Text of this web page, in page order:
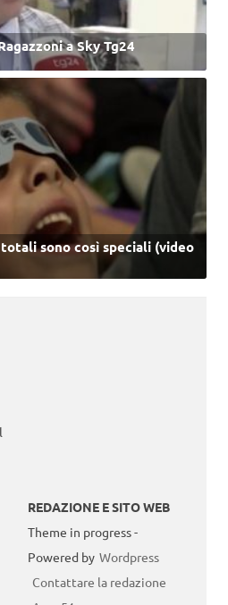
a Sky Tg24
sono così speciali (video
REDAZIONE E SITO WEB
Theme in progress -
Powered by Wordpress
Contattare la redazione